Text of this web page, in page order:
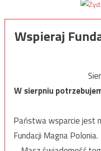
Wspieraj
W sierpniu
Państwa wsparcie jest
Fundacji Magna Polonia.